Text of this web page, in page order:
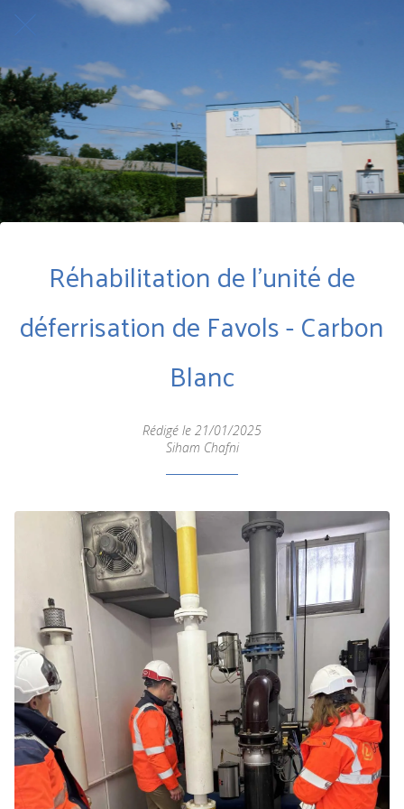
Réhabilitation de l'unité de
déferrisation de Favols - Carbon
Blanc
Rédigé le 21/01/2025
Siham Chafni